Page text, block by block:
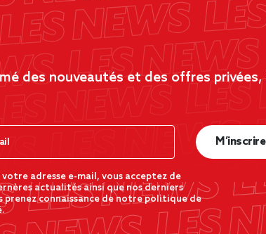
des nouveautés et des offres privées,
votre adresse e-mail, vous acceptez de
actualités ainsi que nos derniers
prenez connaissance de notre politique de